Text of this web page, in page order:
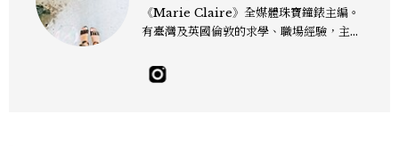
《Marie Claire》全媒體珠寶鐘錶主編。
有臺灣及英國倫敦的求學、職場經驗，主修
佳人》編輯工作內容，包括錶展等國際活動
採訪、珠寶市場動態等專題，及視覺拍攝執